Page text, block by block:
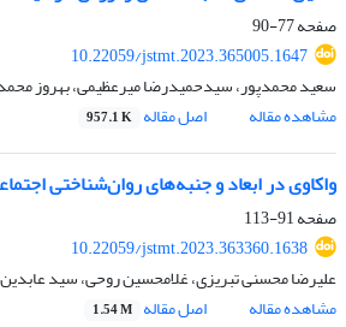
صفحه77-90
10.22059/jstmt.2023.365005.1647
سعید محمدپور، سیدحمیدرضا میرعظیمی، بهروز
مشاهده مقاله
اصل مقاله 957.1 K
واکاوی در ابعاد و جنبه‌های روان‌شناختی
صفحه91-113
10.22059/jstmt.2023.363360.1638
علیرضا محسنی تبریزی، غلامحسین روحی، سید
مشاهده مقاله
اصل مقاله 1.54 M